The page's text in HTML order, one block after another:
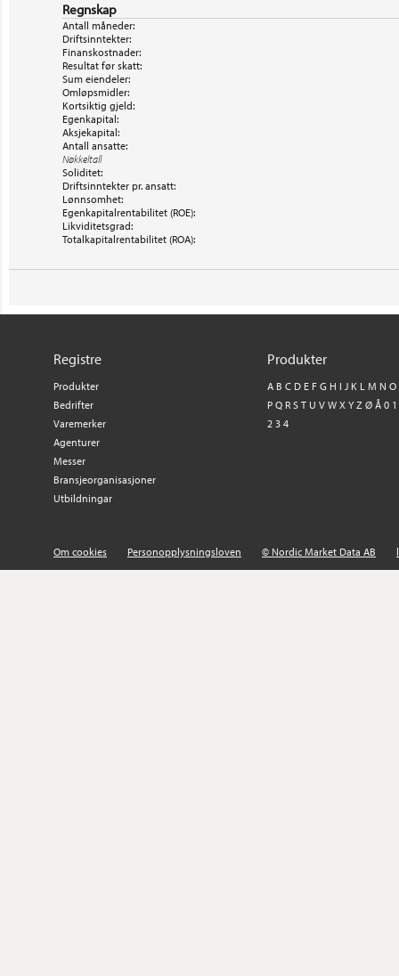
Regnskap
Antall måneder:
Driftsinntekter:
Finanskostnader:
Resultat før skatt:
Sum eiendeler:
Omløpsmidler:
Kortsiktig gjeld:
Egenkapital:
Aksjekapital:
Antall ansatte:
Nøkkeltall
Soliditet:
Driftsinntekter pr. ansatt:
Lønnsomhet:
Egenkapitalrentabilitet (ROE):
Likviditetsgrad:
Totalkapitalrentabilitet (ROA):
Registre
Produkter
Bedrifter
Varemerker
Agenturer
Messer
Bransjeorganisasjoner
Utbildningar
Produkter
A B C D E F G H I J K L M N O
P Q R S T U V W X Y Z Ø Å 0 1
2 3 4
Om cookies Personopplysningsloven © Nordic Market Data AB